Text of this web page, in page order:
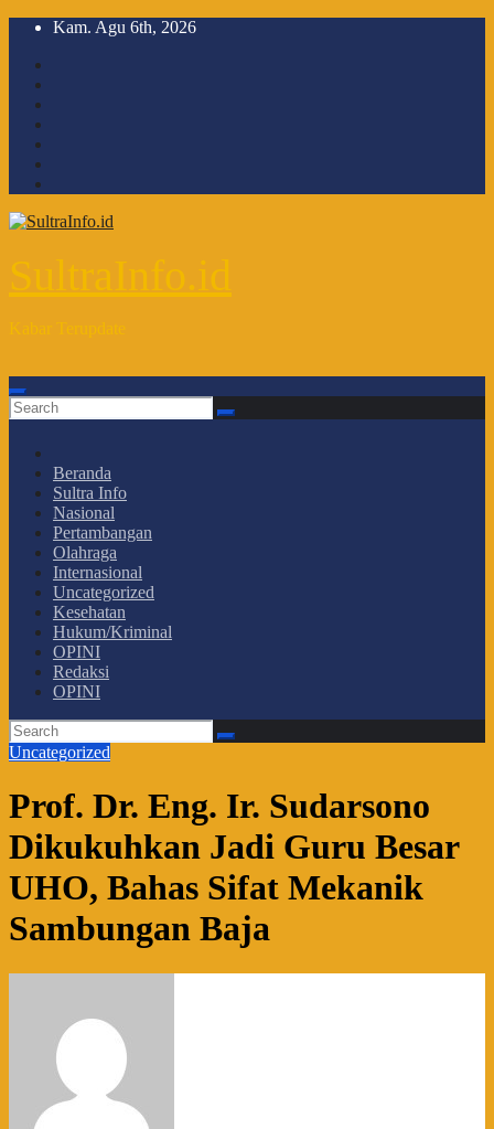
Skip
content
Kam. Agu 6th, 2026
SultraInfo.id
Kabar Terupdate
Beranda
Sultra Info
Nasional
Pertambangan
Olahraga
Internasional
Uncategorized
Kesehatan
Hukum/Kriminal
OPINI
Redaksi
OPINI
Uncategorized
Prof. Dr. Eng. Ir. Sudarsono
Dikukuhkan Jadi Guru Besar
UHO, Bahas Sifat Mekanik
Sambungan Baja